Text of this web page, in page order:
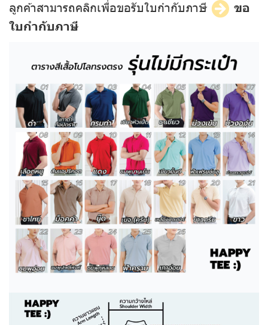
ลูกค้าสามารถคลิกเพื่อขอรับใบกำกับภาษี
ขอ
ใบกำกับภาษี